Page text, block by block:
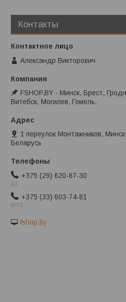
Контакты
Александр Викторович
FSHOP.BY - Минск, Брест,
Витебск, Могилев, Гомель.
1 переулок Монтажников, Минск,
Беларусь
+375 (29) 620-87-30
A1
+375 (33) 603-74-81
MTS
fshop.by